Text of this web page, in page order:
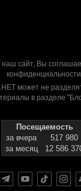
сайт, Вы
конфиденциальности
может не
в разделе
Посещаемость
за вчера
517 980
за месяц
12 586